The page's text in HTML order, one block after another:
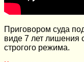
Приговором суда
виде 7 лет лишения
строгого режима.